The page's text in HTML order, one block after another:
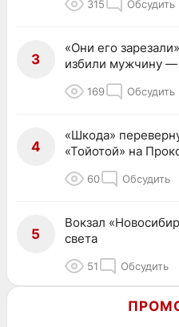
315 Обсудить
3
«Они его
избили мужчину —
169 Обсудить
4
«Шкода»
«Тойотой» на
60 Обсудить
5
Вокзал
света
51 Обсудить